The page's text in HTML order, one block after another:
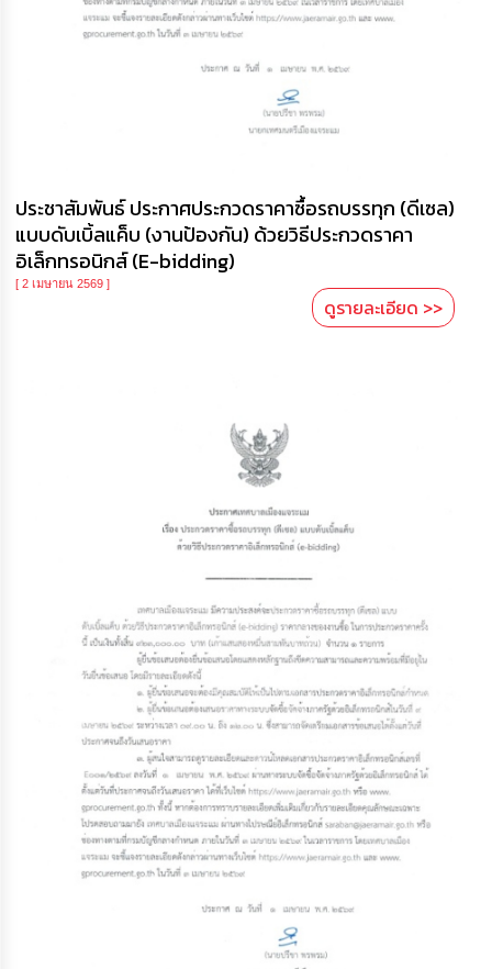
ประชาสัมพันธ์ ประกาศประกวดราคาซื้อรถบรรทุก (ดีเซล)
แบบดับเบิ้ลแค็บ (งานป้องกัน) ด้วยวิธีประกวดราคา
อิเล็กทรอนิกส์ (E-bidding)
[ 2 เมษายน 2569 ]
ดูรายละเอียด >>